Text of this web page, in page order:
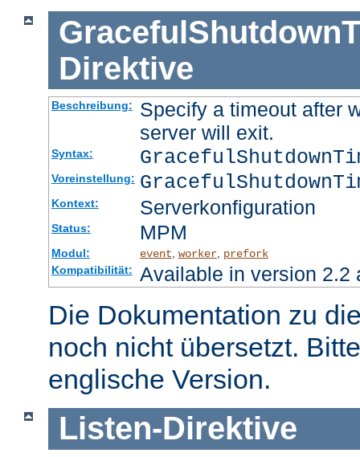
Direktive
Beschreibung:
Specify a timeout after
server will exit.
Syntax:
Voreinstellung:
Kontext: Serverkonfiguration
Status: MPM
Modul: event, worker, prefork
Kompatibilität:
Available in version 2.2
Die Dokumentation zu
noch nicht übersetzt.
englische Version.
Listen-Direktive